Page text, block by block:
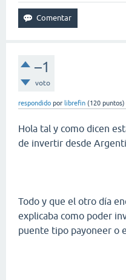
–1
voto
respondido por librefin (120 puntos)
Hola tal y como dicen
de invertir desde
Todo y que el otro día
explicaba como poder
puente tipo payoneer o